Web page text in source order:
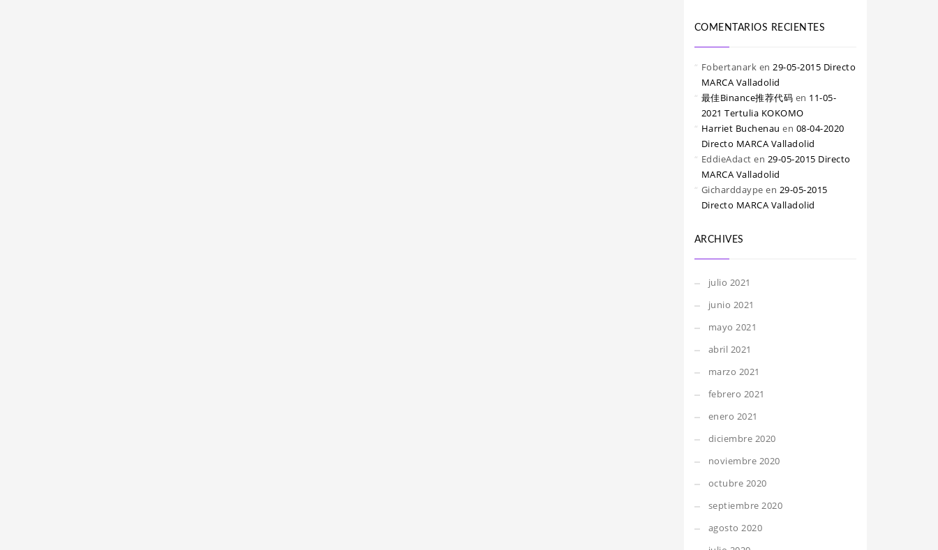
COMENTARIOS RECIENTES
Fobertanark en 29-05-2015 Directo
MARCA Valladolid
最佳Binance推荐代码 en 11-05-
2021 Tertulia KOKOMO
Harriet Buchenau en 08-04-2020
Directo MARCA Valladolid
EddieAdact en 29-05-2015 Directo
MARCA Valladolid
Gicharddaype en 29-05-2015
Directo MARCA Valladolid
ARCHIVES
julio 2021
junio 2021
mayo 2021
abril 2021
marzo 2021
febrero 2021
enero 2021
diciembre 2020
noviembre 2020
octubre 2020
septiembre 2020
agosto 2020